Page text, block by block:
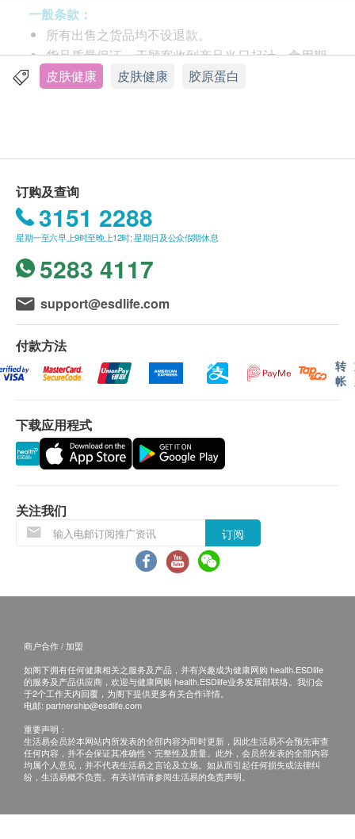
胶原蛋白分子透过革命性的水解过程分解成小分子
优质胶原蛋白肽，可更快被人体吸收。
每瓶含有13,000 毫克提取自红鲷鱼的优质胶原蛋
白
可促进肌肤光滑润泽，提升肌肤弹性和韧性，更使
由内至外美丽动
胶原蛋白是人体内含量最丰富的蛋白质。它作为一种
帮助身体“粘结”在一起的胶质，广泛存在于我们的肌
肉、皮肤、骨胳和肌腱中。它赋予皮肤强度与弹性，
并负责死皮细胞的更新换代。
随着年龄的增长，人体制造胶原蛋白的速度会自然而
然的下降。在我们20岁时就开始以每年大约1.5%的速
度流失胶原蛋白。因此，我们会出现皱纹和皮肤松
弛，同时关节内的软骨组织也会逐渐衰弱。
LAC Taut®
的非凡功
效
们身体中最丰富胶原蛋白 (
日常饮食中的胶原蛋白一般颗粒较大，无法渗透皮
肤。但Taut® 胶原蛋白分子通过革命性的水解过程分
收。结合
复活力 ！
一般条款：
所有出售之货品均不设退款。
货品质量保证，于顾客收到产品当日起计，食用期
应最少有12个月或以上。
购买产品总额满HK$350，即可享本地免费送货服
务。 账单总额未满HK$350需附加HK$50运费。
我们将于确定订单后1-3个工作天内安排发货。
不排除运送时间会因节日而有所影响。 当八号烈
风讯号悬挂或黑色暴雨警告生效时，送货服务时间
将会延迟。
所有订单须视乎相关货品的供应情况再作最后确
认。 倘若健康网购health. ESDlife未能提供任何订
单上的货品，健康网购health. ESDlife有权拒绝接
受该订单，并且会于送货前透过电话或电邮通知顾
退换条款：
当顾客收取已订购之货品时，有责任检查货品是否
退换产品必须包装完整，如退换之产品有任何残缺
或过期退回，供应商有权不受理。
如有其他损坏或遗漏查询，顾客必须保留有效收据
正本，并于送货后3个工作天内按下列方式联络
皮肤健康 皮肤健康 胶原蛋白
订购及查询
3151 2288
星期一至六早上9时至晚上12时; 星期日及公众假期休息
5283 4117
support@esdlife.com
付款方法
转
帐
下载应用程式
关注我们
订阅
商户合作 / 加盟
如阁下拥有任何健康相关之服务及产品，并有兴趣成为健康网购 health.ESDlife
的服务及产品供应商，欢迎与健康网购 health.ESDlife业务发展部联络。我们会
于2个工作天内回覆，为阁下提供更多有关合作详情。
电邮: partnership@esdlife.com
重要声明：
生活易会员於本网站内所发表的全部内容为即时更新，因此生活易不会预先审查
任何内容，并不会保证其准确性丶完整性及质量。此外，会员所发表的全部内容
均属个人意见，并不代表生活易之言论及立场。如从而引起任何损失或法律纠
纷，生活易概不负责。有关详情请参阅生活易的免责声明。